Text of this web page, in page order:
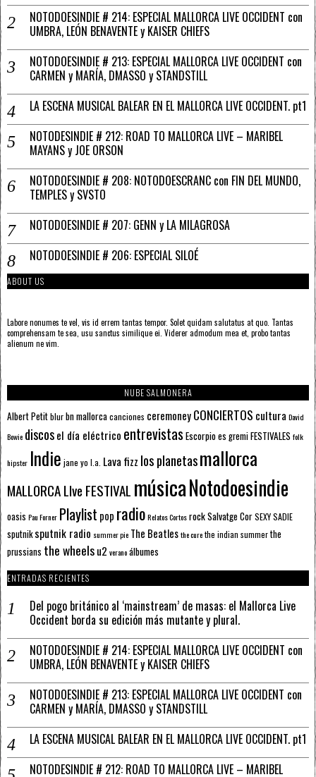
NOTODOESINDIE # 214: ESPECIAL MALLORCA LIVE OCCIDENT con
UMBRA, LEÓN BENAVENTE y KAISER CHIEFS
NOTODOESINDIE # 213: ESPECIAL MALLORCA LIVE OCCIDENT con
CARMEN y MARÍA, DMASSO y STANDSTILL
LA ESCENA MUSICAL BALEAR EN EL MALLORCA LIVE OCCIDENT. pt1
NOTODESINDIE # 212: ROAD TO MALLORCA LIVE – MARIBEL
MAYANS y JOE ORSON
NOTODOESINDIE # 208: NOTODOESCRANC con FIN DEL MUNDO,
TEMPLES y SVSTO
NOTODOESINDIE # 207: GENN y LA MILAGROSA
NOTODOESINDIE # 206: ESPECIAL SILOÉ
ABOUT US
Labore nonumes te vel, vis id errem tantas tempor. Solet quidam salutatus at quo. Tantas
comprehensam te sea, usu sanctus similique ei. Viderer admodum mea et, probo tantas
alienum ne vim.
NUBE SALMONERA
Albert Petitblurbn mallorcacanciones ceremoneyCONCIERTOS cultura David
Bowie discosel día eléctrico entrevistas Escorpioes gremiFESTIVALES folk
hipster Indie jane yo l.a. Lava fizz los planetasmallorca
MALLORCA LIve FESTIVAL músicaNotodoesindie
oasis Pau Forner Playlist pop radioRelatos CortosrockSalvatge CorSEXY SADIE
sputnik sputnik radio summer pie The Beatlesthe curethe indian summerthe
prussians the wheelsu2 veranoálbumes
ENTRADAS RECIENTES
Del pogo británico al ‘mainstream’ de masas: el Mallorca Live
Occident borda su edición más mutante y plural.
NOTODOESINDIE # 214: ESPECIAL MALLORCA LIVE OCCIDENT con
UMBRA, LEÓN BENAVENTE y KAISER CHIEFS
NOTODOESINDIE # 213: ESPECIAL MALLORCA LIVE OCCIDENT con
CARMEN y MARÍA, DMASSO y STANDSTILL
LA ESCENA MUSICAL BALEAR EN EL MALLORCA LIVE OCCIDENT. pt1
NOTODESINDIE # 212: ROAD TO MALLORCA LIVE – MARIBEL